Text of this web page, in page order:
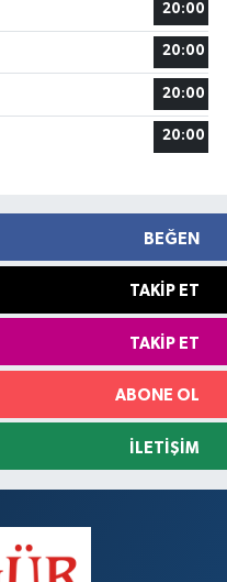
20:00
20:00
20:00
20:00
BEĞEN
TAKIP ET
TAKIP ET
ABONE OL
İLETIŞIM